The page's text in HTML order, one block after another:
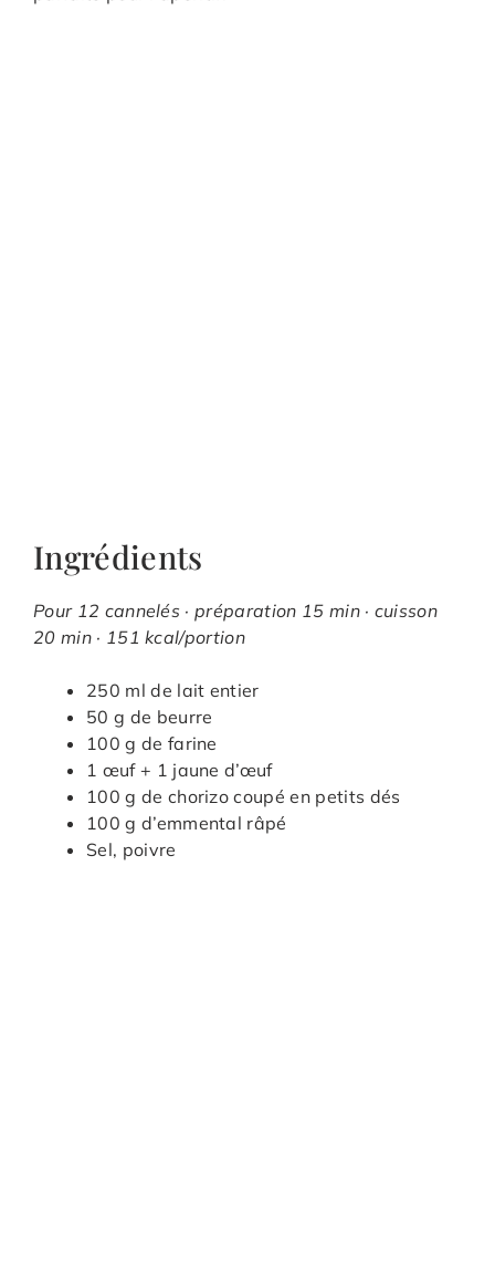
Ingrédients
Pour 12 cannelés · préparation 15 min · cuisson
20 min · 151 kcal/portion
250 ml de lait entier
50 g de beurre
100 g de farine
1 œuf + 1 jaune d’œuf
100 g de chorizo coupé en petits dés
100 g d’emmental râpé
Sel, poivre